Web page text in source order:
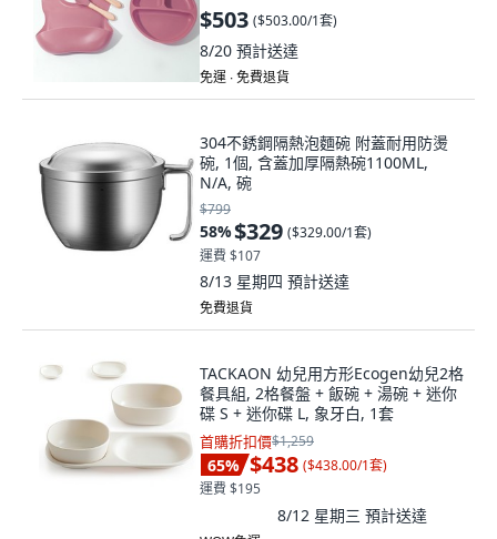
裝, 1個
$503 ($503.00/1套)
8/20 預計送達
免運 ∙ 免費退貨
304不銹鋼隔熱泡麵碗 附蓋耐用防燙
碗, 1個, 含蓋加厚隔熱碗1100ML,
N/A, 碗
$799
58%$329 ($329.00/1套)
運費 $107
8/13 星期四 預計送達
免費退貨
TACKAON 幼兒用方形Ecogen幼兒2格
餐具組, 2格餐盤 + 飯碗 + 湯碗 + 迷你
碟 S + 迷你碟 L, 象牙白, 1套
首購折扣價$1,259
65% $438 ($438.00/1套)
運費 $195
8/12 星期三 預計送達